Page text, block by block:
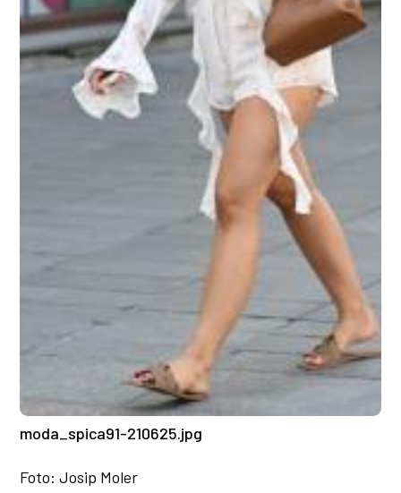
moda_spica91-210625.jpg
Foto: Josip Moler